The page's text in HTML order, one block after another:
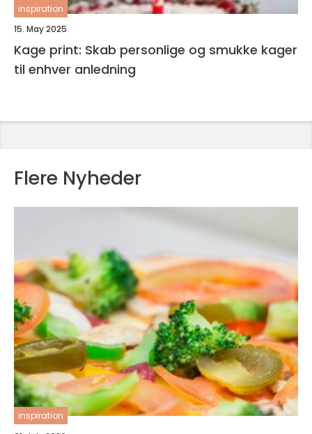
inspiration
15. May 2025
Kage print: Skab personlige og smukke kager
til enhver anledning
Flere Nyheder
inspiration